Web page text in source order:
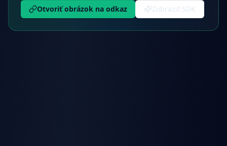
Otvoriť obrázok na odkaz
Zobraziť SDK